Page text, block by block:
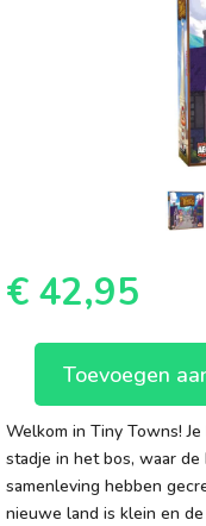
€ 42,95
aantal
Toevoegen
Welkom in Tiny Towns!
stadje in het bos, waar
samenleving hebben
nieuwe land is klein en